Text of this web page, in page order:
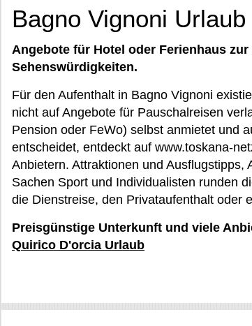
Bagno Vignoni Urlaub
Angebote für Hotel oder Ferienhaus
Sehenswürdigkeiten.
Für den Aufenthalt in Bagno Vignoni
nicht auf Angebote für Pauschalreisen
Pension oder FeWo) selbst anmietet und
entscheidet, entdeckt auf www.toskana-
Anbietern. Attraktionen und
Sachen Sport und Individualisten runden
die Dienstreise, den Privataufenthalt oder
Preisgünstige Unterkunft und viele
Quirico D'orcia Urlaub